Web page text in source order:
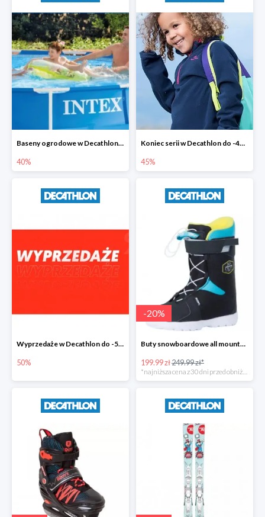
Baseny ogrodowe w Decathlonie do -40%
40%
Koniec serii w Decathlon do -45%
45%
Wyprzedaże w Decathlon do -50%
50%
-20%
Buty snowboardowe all mountain/freestyle Indy 300 dla dzieci -20%
199.99 zł249.99 zł*